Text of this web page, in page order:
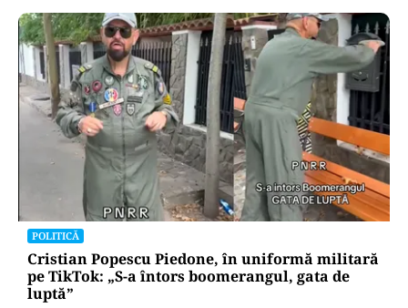
POLITICĂ
Cristian Popescu Piedone, în uniformă militară
pe TikTok: „S-a întors boomerangul, gata de
luptă”